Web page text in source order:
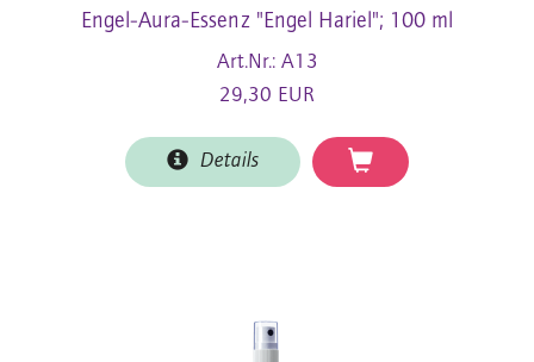
Engel-Aura-Essenz "Engel Hariel"; 100 ml
Art.Nr.: A13
29,30 EUR
Details